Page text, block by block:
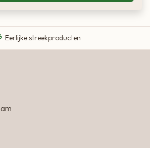
Eigen Limousin runderen
Eerlijke streekproducten